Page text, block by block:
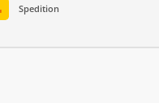
Spedition